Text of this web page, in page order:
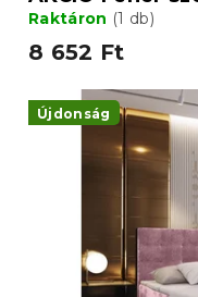
Raktáron (1 db)
8 652 Ft
Újdonság